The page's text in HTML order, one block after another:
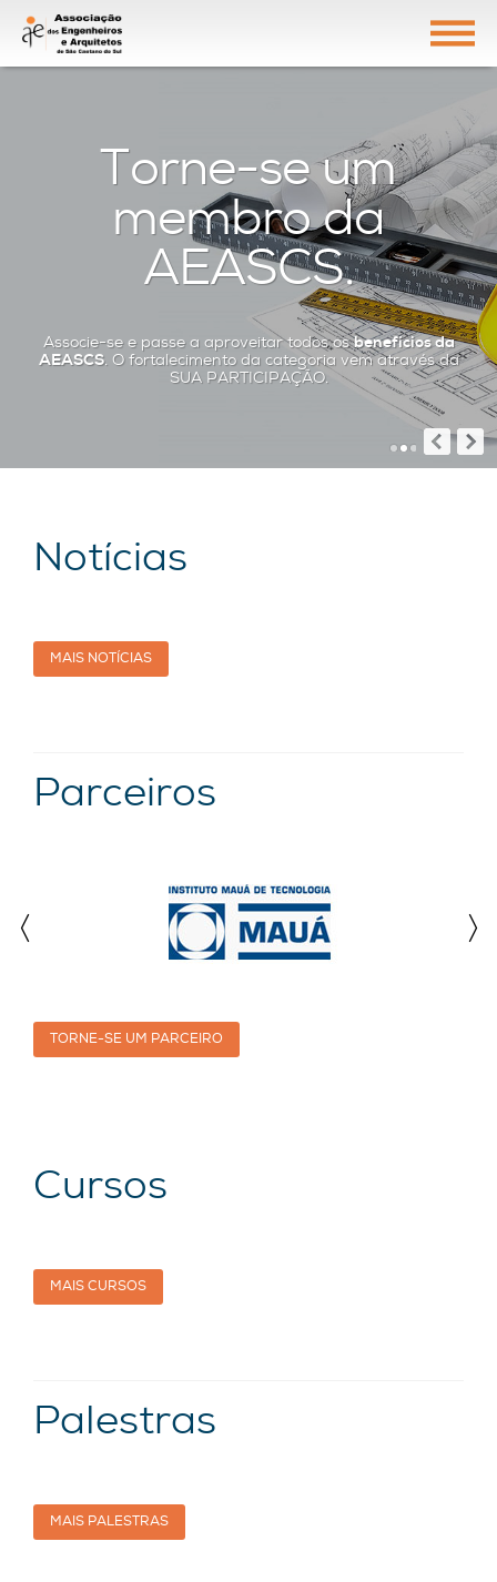
Torne-se um
membro da
AEASCS.
Associe-se e passe a aproveitar todos osbenefícios da
AEASCS. O fortalecimento da categoria vem através da
SUA PARTICIPAÇÃO.
Notícias
MAIS NOTÍCIAS
Parceiros
TORNE-SE UM PARCEIRO
Cursos
MAIS CURSOS
Palestras
MAIS PALESTRAS